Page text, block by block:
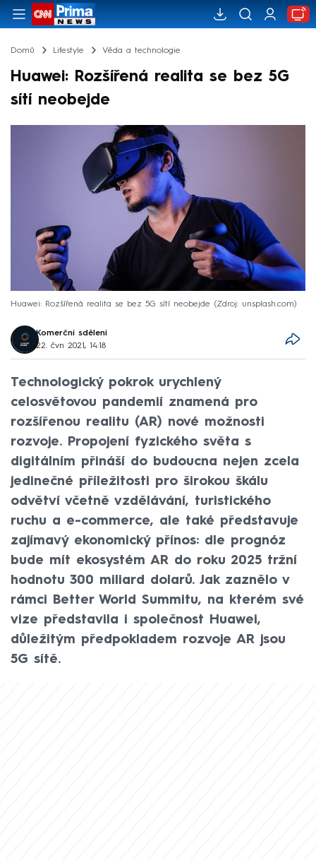
Domů Lifestyle Věda a technologie
Huawei: Rozšířená realita se bez 5G
sítí neobejde
Huawei: Rozšířená realita se bez 5G sítí neobejde Zdroj: unsplash.com
Komerční sdělení
22. čvn 2021, 14:18
Technologický pokrok urychlený
celosvětovou pandemií znamená pro
rozšířenou realitu (AR) nové možnosti
rozvoje. Propojení fyzického světa s
digitálním přináší do budoucna nejen zcela
jedinečné příležitosti pro širokou škálu
odvětví včetně vzdělávání, turistického
ruchu a e-commerce, ale také představuje
zajímavý ekonomický přínos: dle prognóz
bude mít ekosystém AR do roku 2025 tržní
hodnotu 300 miliard dolarů. Jak zaznělo v
rámci Better World Summitu, na kterém své
vize představila i společnost Huawei,
důležitým předpokladem rozvoje AR jsou
5G sítě.